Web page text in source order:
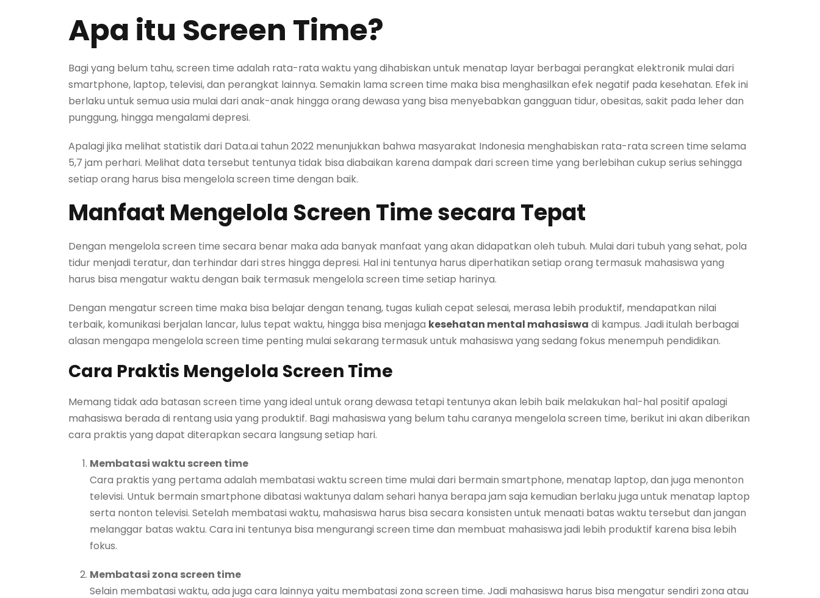
Apa itu Screen Time?
Bagi yang belum tahu, screen time adalah rata-rata waktu yang dihabiskan untuk menatap layar berbagai perangkat elektronik mulai dari
smartphone, laptop, televisi, dan perangkat lainnya. Semakin lama screen time maka bisa menghasilkan efek negatif pada kesehatan. Efek ini
berlaku untuk semua usia mulai dari anak-anak hingga orang dewasa yang bisa menyebabkan gangguan tidur, obesitas, sakit pada leher dan
punggung, hingga mengalami depresi.
Apalagi jika melihat statistik dari Data.ai tahun 2022 menunjukkan bahwa masyarakat Indonesia menghabiskan rata-rata screen time selama
5,7 jam perhari. Melihat data tersebut tentunya tidak bisa diabaikan karena dampak dari screen time yang berlebihan cukup serius sehingga
setiap orang harus bisa mengelola screen time dengan baik.
Manfaat Mengelola Screen Time secara Tepat
Dengan mengelola screen time secara benar maka ada banyak manfaat yang akan didapatkan oleh tubuh. Mulai dari tubuh yang sehat, pola
tidur menjadi teratur, dan terhindar dari stres hingga depresi. Hal ini tentunya harus diperhatikan setiap orang termasuk mahasiswa yang
harus bisa mengatur waktu dengan baik termasuk mengelola screen time setiap harinya.
Dengan mengatur screen time maka bisa belajar dengan tenang, tugas kuliah cepat selesai, merasa lebih produktif, mendapatkan nilai
terbaik, komunikasi berjalan lancar, lulus tepat waktu, hingga bisa menjaga kesehatan mental mahasiswa di kampus. Jadi itulah berbagai
alasan mengapa mengelola screen time penting mulai sekarang termasuk untuk mahasiswa yang sedang fokus menempuh pendidikan.
Cara Praktis Mengelola Screen Time
Memang tidak ada batasan screen time yang ideal untuk orang dewasa tetapi tentunya akan lebih baik melakukan hal-hal positif apalagi
mahasiswa berada di rentang usia yang produktif. Bagi mahasiswa yang belum tahu caranya mengelola screen time, berikut ini akan diberikan
cara praktis yang dapat diterapkan secara langsung setiap hari.
Membatasi waktu screen time
Cara praktis yang pertama adalah membatasi waktu screen time mulai dari bermain smartphone, menatap laptop, dan juga menonton
televisi. Untuk bermain smartphone dibatasi waktunya dalam sehari hanya berapa jam saja kemudian berlaku juga untuk menatap laptop
serta nonton televisi. Setelah membatasi waktu, mahasiswa harus bisa secara konsisten untuk menaati batas waktu tersebut dan jangan
melanggar batas waktu. Cara ini tentunya bisa mengurangi screen time dan membuat mahasiswa jadi lebih produktif karena bisa lebih
fokus.
Membatasi zona screen time
Selain membatasi waktu, ada juga cara lainnya yaitu membatasi zona screen time. Jadi mahasiswa harus bisa mengatur sendiri zona atau